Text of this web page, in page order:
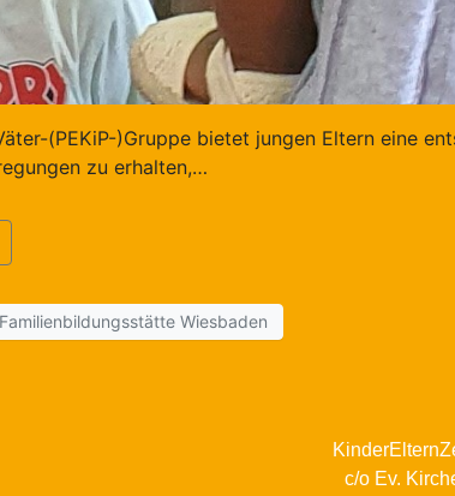
(PEKiP-)Gruppe bietet jungen Eltern eine
zu erhalten,…
Wiesbaden
c/o Ev.